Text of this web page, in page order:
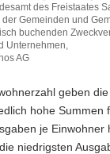
des Freistaates
Gemeinden und
buchenden
Unternehmen,
AG
geben
hohe Summen
je Einwohner
niedrigsten